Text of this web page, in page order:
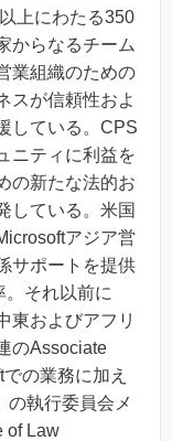
上にわたる350
からなるチーム
業組織のための
スが信頼性およ
している。CPS
ニティに利益を
の新たな法的お
している。米国
アジア営
サポートを提供
それ以前に
東およびアフリ
のAssociate
の業務に加え
の執行委員会メ
of Law